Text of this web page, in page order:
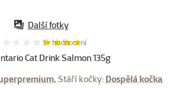
Cat Drink Salmon 135g
Hodnocení 73%, počet hodnocení:
3× hodnocení
Stáří kočky: Dospělá kočka
Další fotky